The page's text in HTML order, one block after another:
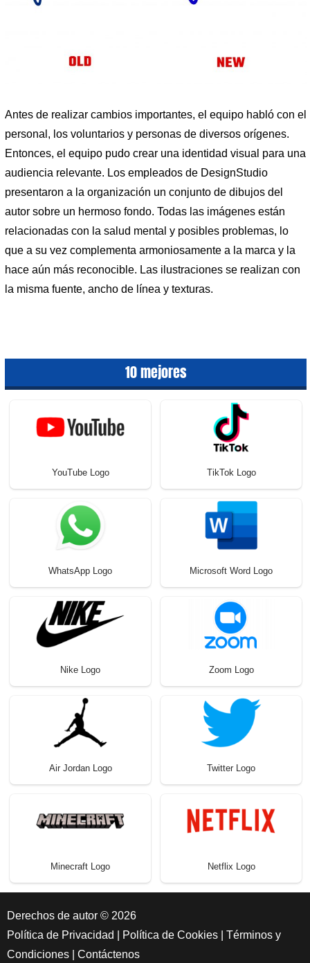
Antes de realizar cambios importantes, el equipo habló con el
personal, los voluntarios y personas de diversos orígenes.
Entonces, el equipo pudo crear una identidad visual para una
audiencia relevante. Los empleados de DesignStudio
presentaron a la organización un conjunto de dibujos del
autor sobre un hermoso fondo. Todas las imágenes están
relacionadas con la salud mental y posibles problemas, lo
que a su vez complementa armoniosamente a la marca y la
hace aún más reconocible. Las ilustraciones se realizan con
la misma fuente, ancho de línea y texturas.
10 mejores
YouTube Logo TikTok Logo
WhatsApp Logo Microsoft Word Logo
Nike Logo Zoom Logo
Air Jordan Logo Twitter Logo
Minecraft Logo Netflix Logo
Derechos de autor © 2026
Política de Privacidad
Política de Cookies
Términos y
Condiciones
Contáctenos